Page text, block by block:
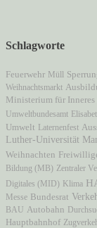
Schlagworte
Feuerwehr Müll
Weihnachtsmarkt
Ministerium für
Umweltbundesamt
Umwelt Laternenfest
Luther-Universität
Weihnachten
Bildung (MB) Zentraler
Digitales (MID) Klima
Messe Bundesrat
BAU Autobahn
Hauptbahnhof